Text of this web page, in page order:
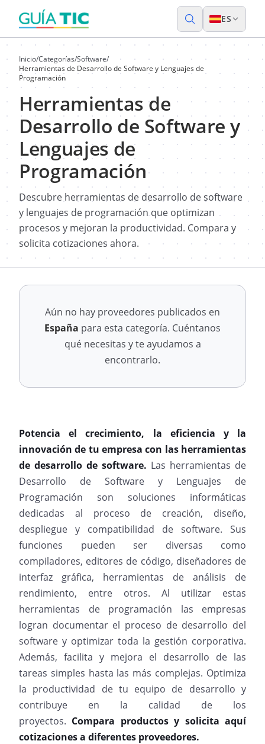
ES
Inicio/Categorías/Software/
Herramientas de Desarrollo de Software y Lenguajes de
Programación
Herramientas de
Desarrollo de Software y
Lenguajes de
Programación
Descubre herramientas de desarrollo de software
y lenguajes de programación que optimizan
procesos y mejoran la productividad. Compara y
solicita cotizaciones ahora.
Aún no hay proveedores publicados en
España para esta categoría. Cuéntanos
qué necesitas y te ayudamos a
encontrarlo.
Potencia el crecimiento, la eficiencia y la
innovación de tu empresa con las herramientas
de desarrollo de software. Las herramientas de
Desarrollo de Software y Lenguajes de
Programación son soluciones informáticas
dedicadas al proceso de creación, diseño,
despliegue y compatibilidad de software. Sus
funciones pueden ser diversas como
compiladores, editores de código, diseñadores de
interfaz gráfica, herramientas de análisis de
rendimiento, entre otros. Al utilizar estas
herramientas de programación las empresas
logran documentar el proceso de desarrollo del
software y optimizar toda la gestión corporativa.
Además, facilita y mejora el desarrollo de las
tareas simples hasta las más complejas. Optimiza
la productividad de tu equipo de desarrollo y
contribuye en la calidad de los
proyectos. Compara productos y solicita aquí
cotizaciones a diferentes proveedores.